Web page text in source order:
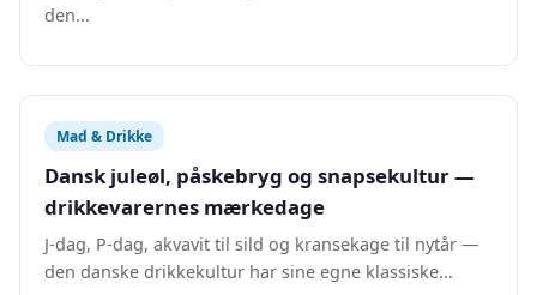
den...
Mad & Drikke
Dansk juleøl, påskebryg og snapsekultur —
drikkevarernes mærkedage
J-dag, P-dag, akvavit til sild og kransekage til nytår —
den danske drikkekultur har sine egne klassiske...